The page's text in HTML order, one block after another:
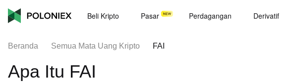
Beli Kripto Pasar Perdagangan Derivatif
Beranda Semua Mata Uang Kripto FAI
Apa Itu FAI